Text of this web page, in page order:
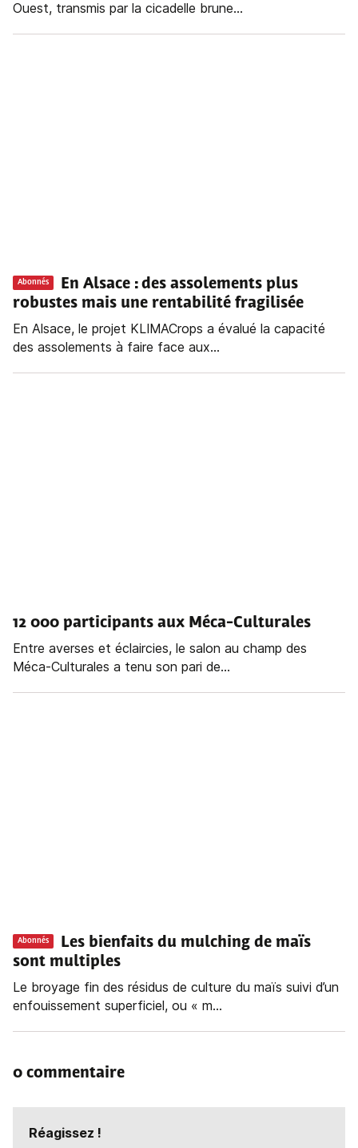
Ouest, transmis par la cicadelle brune...
Abonnés
En Alsace : des assolements plus
robustes mais une rentabilité fragilisée
En Alsace, le projet KLIMACrops a évalué la capacité
des assolements à faire face aux...
12 000 participants aux Méca-Culturales
Entre averses et éclaircies, le salon au champ des
Méca-Culturales a tenu son pari de...
Abonnés
Les bienfaits du mulching de maïs
sont multiples
Le broyage fin des résidus de culture du maïs suivi d’un
enfouissement superficiel, ou « m...
0 commentaire
Réagissez !